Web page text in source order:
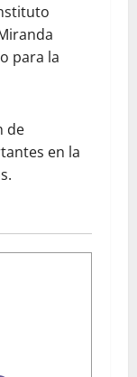
para la
de
en la